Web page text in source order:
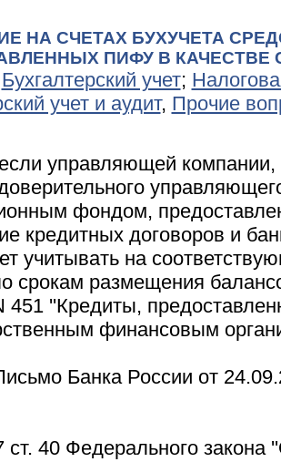
НА СЧЕТАХ БУХУЧЕТА
ПИФУ В КАЧЕСТВЕ
Бухгалтерский учет;
учет и аудит, Прочие
управляющей
фондом,
кредитных договоров и
учитывать на
срокам размещения
451 ''Кредиты,
финансовым
Банка России от
ст. 40 Федерального закона